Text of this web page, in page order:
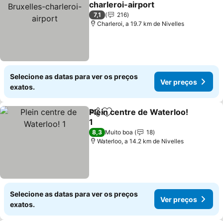
charleroi-airport
Ver preços
7,1
216
Charleroi, a 19.7 km de Nivelles
Selecione as datas para ver os preços
exatos.
Ver preços
PartilharAdicionar aos favoritos
Plein centre de Waterloo!
1
Ver preços
8,3 Muito boa
18
Waterloo, a 14.2 km de Nivelles
Selecione as datas para ver os preços
exatos.
Ver preços